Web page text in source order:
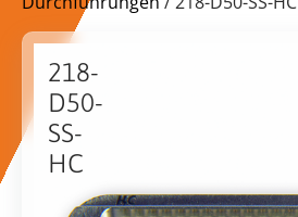
218-
D50-
SS-
HC
50Pin
$
Lieferzeit:
auf